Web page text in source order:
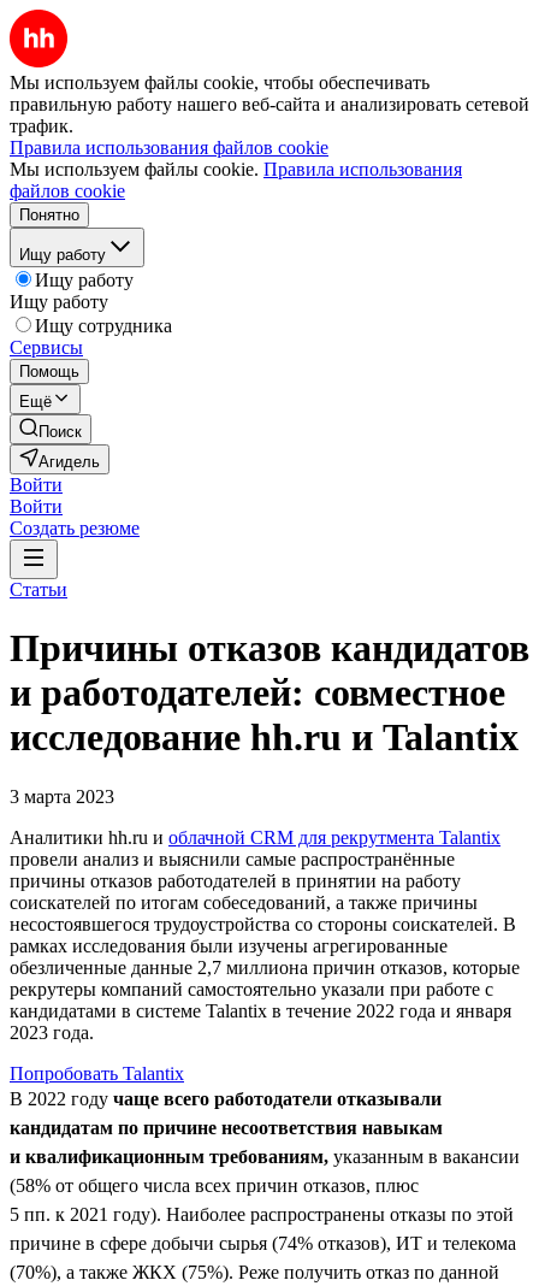
Мы используем файлы cookie, чтобы обеспечивать
правильную работу нашего веб-сайта и анализировать сетевой
трафик.
Правила использования файлов cookie
Мы используем файлы cookie. Правила использования
файлов cookie
Понятно
Ищу работу
Ищу работу
Ищу работу
Ищу сотрудника
Сервисы
Помощь
Ещё
Поиск
Агидель
Войти
Войти
Создать резюме
Статьи
Причины отказов кандидатов
и работодателей: совместное
исследование hh.ru и Talantix
3 марта 2023
Аналитики hh.ru и облачной CRM для рекрутмента Talantix
провели анализ и выяснили самые распространённые
причины отказов работодателей в принятии на работу
соискателей по итогам собеседований, а также причины
несостоявшегося трудоустройства со стороны соискателей. В
рамках исследования были изучены агрегированные
обезличенные данные 2,7 миллиона причин отказов, которые
рекрутеры компаний самостоятельно указали при работе с
кандидатами в системе Talantix в течение 2022 года и января
2023 года.
Попробовать Talantix
В 2022 году чаще всего работодатели отказывали
кандидатам по причине несоответствия навыкам
и квалификационным требованиям, указанным в вакансии
(58% от общего числа всех причин отказов, плюс
5 пп. к 2021 году). Наиболее распространены отказы по этой
причине в сфере добычи сырья (74% отказов), ИТ и телекома
(70%), а также ЖКХ (75%). Реже получить отказ по данной